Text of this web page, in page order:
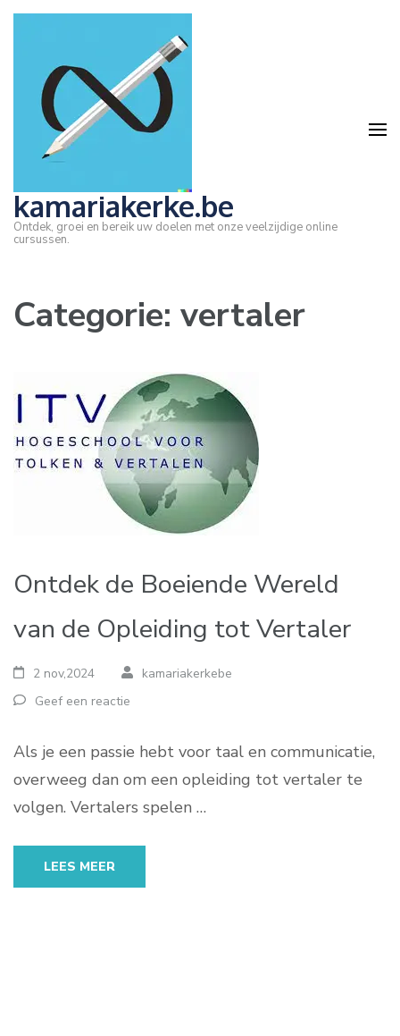
Ga
Enter)
kamariakerke.be
Ontdek, groei en bereik uw doelen met onze veelzijdige online
cursussen.
Categorie: vertaler
Ontdek de Boeiende Wereld
van de Opleiding tot Vertaler
2 nov,2024
kamariakerkebe
Geef een reactie
Als je een passie hebt voor taal en communicatie,
overweeg dan om een opleiding tot vertaler te
volgen. Vertalers spelen …
LEES MEER